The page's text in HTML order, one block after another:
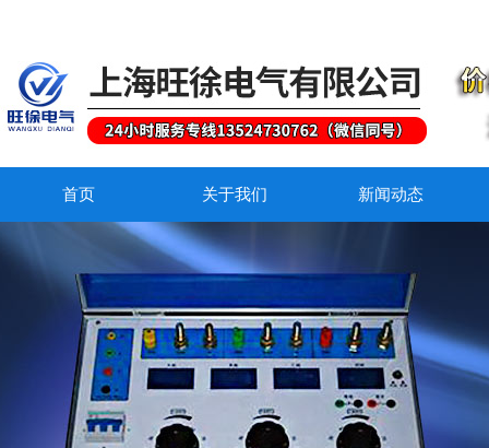
首页 关于我们 新闻动态